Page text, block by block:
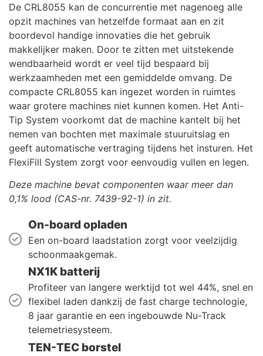
De CRL8055 kan de concurrentie met nagenoeg alle
opzit machines van hetzelfde formaat aan en zit
boordevol handige innovaties die het gebruik
makkelijker maken. Door te zitten met uitstekende
wendbaarheid wordt er veel tijd bespaard bij
werkzaamheden met een gemiddelde omvang. De
compacte CRL8055 kan ingezet worden in ruimtes
waar grotere machines niet kunnen komen. Het Anti-
Tip System voorkomt dat de machine kantelt bij het
nemen van bochten met maximale stuuruitslag en
geeft automatische vertraging tijdens het insturen. Het
FlexiFill System zorgt voor eenvoudig vullen en legen.
Deze machine bevat componenten waar meer dan
0,1% lood (CAS-nr. 7439-92-1) in zit.
On-board opladen
Een on-board laadstation zorgt voor veelzijdig
schoonmaakgemak.
NX1K batterij
Profiteer van langere werktijd tot wel 44%, snel en
flexibel laden dankzij de fast charge technologie,
8 jaar garantie en een ingebouwde Nu-Track
telemetriesysteem.
TEN-TEC borstel